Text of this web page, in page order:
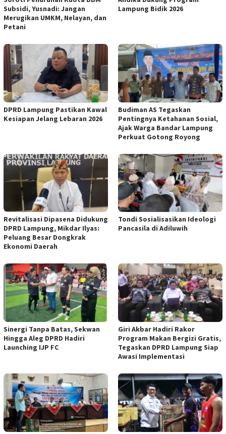
Subsidi, Yusnadi: Jangan
Merugikan UMKM, Nelayan, dan
Petani
Lampung Bidik 2026
DPRD Lampung Pastikan Kawal
Kesiapan Jelang Lebaran 2026
Budiman AS Tegaskan
Pentingnya Ketahanan Sosial,
Ajak Warga Bandar Lampung
Perkuat Gotong Royong
Revitalisasi Dipasena Didukung
DPRD Lampung, Mikdar Ilyas:
Peluang Besar Dongkrak
Ekonomi Daerah
Tondi Sosialisasikan Ideologi
Pancasila di Adiluwih
Sinergi Tanpa Batas, Sekwan
Hingga Aleg DPRD Hadiri
Launching IJP FC
Giri Akbar Hadiri Rakor
Program Makan Bergizi Gratis,
Tegaskan DPRD Lampung Siap
Awasi Implementasi